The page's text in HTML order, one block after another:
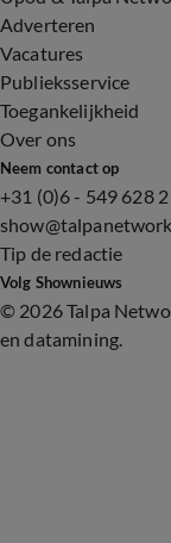
Adverteren
Vacatures
Publieksservice
Toegankelijkheid
Over ons
Neem contact op
+31 (0)6 - 549 628
Tip de redactie
Volg Shownieuws
© 2026 Talpa
en datamining.